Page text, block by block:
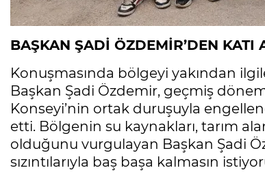
BAŞKAN ŞADİ ÖZDEMİR’DEN KATI
Konuşmasında bölgeyi yakından
Başkan Şadi Özdemir, geçmiş
Konseyi’nin ortak duruşuyla
etti. Bölgenin su kaynakları, tarım
olduğunu vurgulayan Başkan Şadi
sızıntılarıyla baş başa kalmasın